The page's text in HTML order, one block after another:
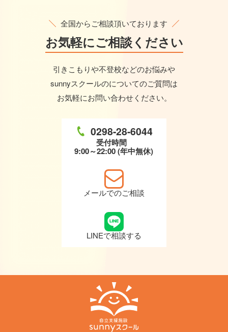
全国からご相談頂いております
お気軽にご相談ください
引きこもりや不登校などのお悩みや
sunnyスクールのについてのご質問は
お気軽にお問い合わせください。
0298-28-6044
受付時間
9:00～22:00 (年中無休)
メールでのご相談
LINEで相談する